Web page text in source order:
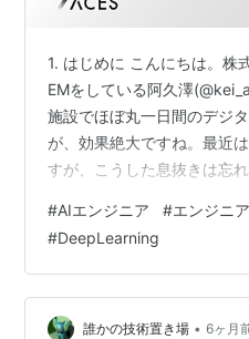
1. はじめに こんにちは。株
EMをしている阿久澤
施設でほぼ丸一日間のデジ
が、効果絶大ですね。最近
すが、こうした息抜きは忘
せていただきました。でも
モヤモヤするんですよね。
しく、AIの急激な発展にと
刻と変化しています。さま
させていただいても重視さ
#AIエンジニア #エンジニ
#DeepLearning
誰かの技術置き場 • 6ヶ月